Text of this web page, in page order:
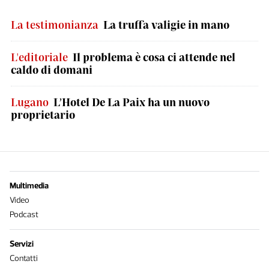
La testimonianza La truffa valigie in mano
L'editoriale Il problema è cosa ci attende nel
caldo di domani
Lugano L’Hotel De La Paix ha un nuovo
proprietario
Multimedia
Video
Podcast
Servizi
Contatti